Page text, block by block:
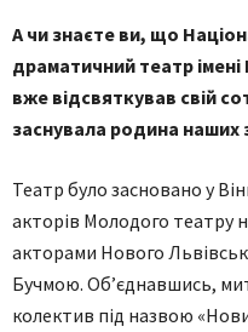
А чи знаєте ви, що
драматичний театр
вже відсвяткував свій
заснувала родина наших
Театр було засновано у
акторів Молодого театру
акторами Нового
Бучмою. Об’єднавшись,
колектив під назвою